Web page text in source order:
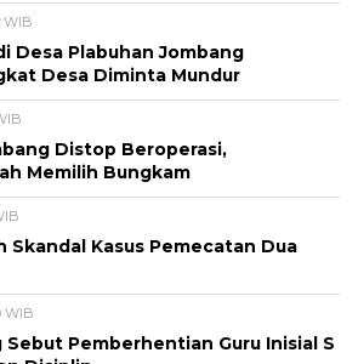
WIB
Desa Plabuhan Jombang
Desa Diminta Mundur
Distop Beroperasi,
Memilih Bungkam
Skandal Kasus Pemecatan Dua
WIB
Sebut Pemberhentian Guru Inisial S